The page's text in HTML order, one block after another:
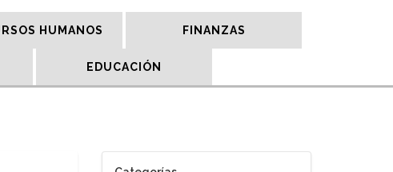
HUMANOS FINANZAS
EDUCACIÓN